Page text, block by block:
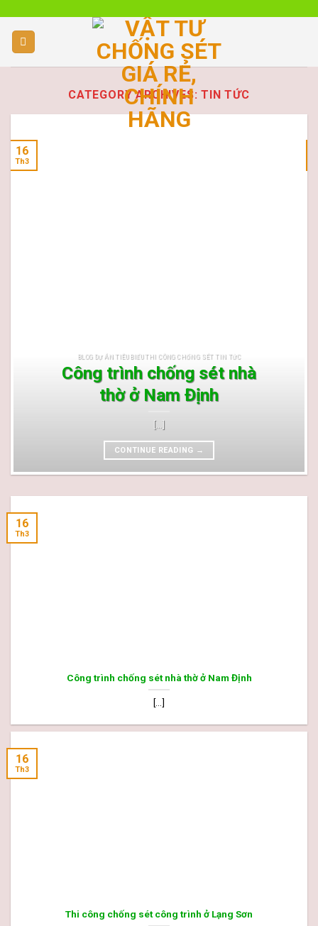
content
CATEGORY ARCHIVES:TIN TỨC
BLOG DỰ ÁN TIÊU BIỂU THI CÔNG CHỐNG SÉT TIN TỨC
Công trình chống sét nhà
thờ ở Nam Định
[...]
CONTINUE READING →
16
Th3
Công trình chống sét nhà thờ ở Nam Định
[...]
16
Th3
Thi công chống sét công trình ở Lạng Sơn
16
Th3